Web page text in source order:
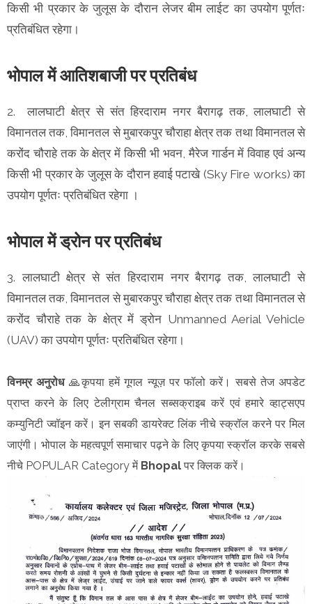
किसी भी प्रकार के जुलूस के दौरान लेजर बीम लाईट का उपयोग पूर्णतः
प्रतिबंधित रहेगा।
भोपाल में आतिशबाजी पर प्रतिबंध
2. लालघाटी क्षेत्र से संत हिरदाराम नगर बैरागढ़ तक, लालघाटी से
विमानतल तक, विमानतल से मुबारकपुर चौराहा क्षेत्र तक तथा विमानतल से
करोंद चौराहे तक के क्षेत्र में किसी भी भवन, मैरेज गार्डन में विवाह एवं अन्य
किसी भी प्रकार के जुलूस के दौरान हवाई पटाखे (Sky Fire works) का
उपयोग पूर्णतः प्रतिबंधित रहेगा ।
भोपाल में ड्रोन पर प्रतिबंध
3. लालघाटी क्षेत्र से संत हिरदाराम नगर बैरागढ़ तक, लालघाटी से
विमानतल तक, विमानतल से मुबारकपुर चौराहा क्षेत्र तक तथा विमानतल से
करोंद चौराहे तक के क्षेत्र में ड्रोन Unmanned Aerial Vehicle
(UAV) का उपयोग पूर्णतः प्रतिबंधित रहेगा।
विनम्र अनुरोध 🙏कृपया हमें गूगल न्यूज़ पर फॉलो करें। सबसे तेज अपडेट
प्राप्त करने के लिए टेलीग्राम चैनल सब्सक्राइब करें एवं हमारे व्हाट्सएप
कम्युनिटी ज्वॉइन करें। इन सबकी डायरेक्ट लिंक नीचे स्क्रॉल करने पर मिल
जाएंगी। भोपाल के महत्वपूर्ण समाचार पढ़ने के लिए कृपया स्क्रॉल करके सबसे
नीचे POPULAR Category में Bhopal पर क्लिक करें।